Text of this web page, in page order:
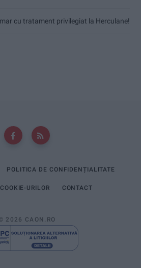
cu tratament privilegiat la Herculane!
POLITICA DE CONFIDENȚIALITATE
URILOR CONTACT
2026 CAON.RO